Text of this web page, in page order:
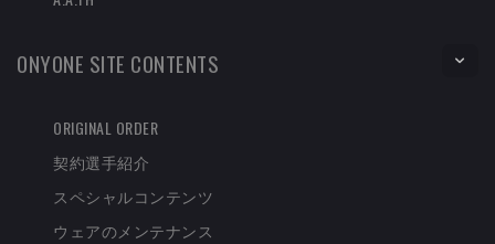
ONYONE SITE CONTENTS
ORIGINAL ORDER
契約選手紹介
スペシャルコンテンツ
ウェアのメンテナンス